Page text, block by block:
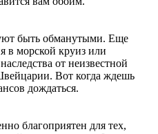
быть обманутыми. Еще
в морской круиз или
от неизвестной
Вот когда ждешь
дождаться.
благоприятен для тех,